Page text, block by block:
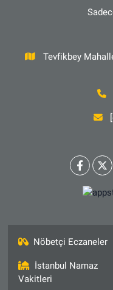
Tevfikbey
Nöbetçi Eczaneler
İstanbul Namaz
Vakitleri